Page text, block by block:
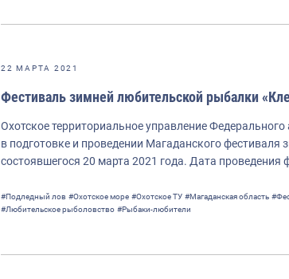
22 МАРТА 2021
Фестиваль зимней любительской рыбалки
Охотское территориальное управление
в подготовке и проведении Магаданского
состоявшегося 20 марта 2021 года. Дата проведения
#Подледный лов #Охотское море #Охотское ТУ #Магаданская область
#Любительское рыболовство #Рыбаки-любители